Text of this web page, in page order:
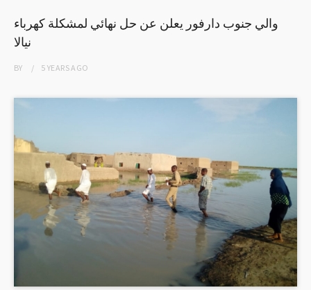
والي جنوب دارفور يعلن عن حل نهائي لمشكلة كهرباء
نيالا
BY 5 YEARSAGO